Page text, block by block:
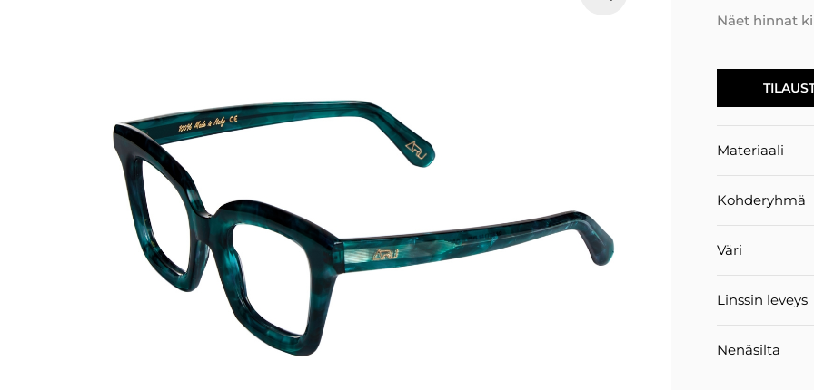
Näet hinnat
Materiaali
Kohderyhmä
Väri
Linssin leveys
Nenäsilta